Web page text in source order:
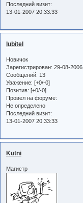
Последний визит:
13-01-2007 20:33:33
lubitel
Новичок
Зарегистрирован: 29-08-2006
Сообщений: 13
Уважение: [+0/-0]
Позитив: [+0/-0]
Провел на форуме:
Не определено
Последний визит:
13-01-2007 20:33:33
Kutni
Магистр